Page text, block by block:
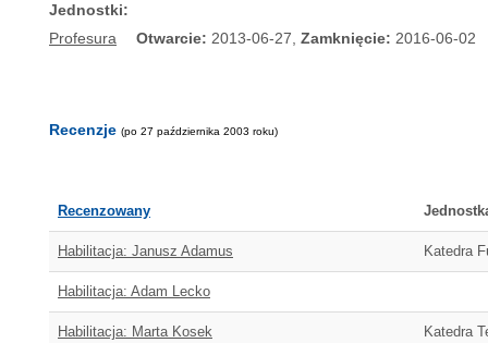
Jednostki:
Profesura
Otwarcie: 2013-06-27, Zamknięcie: 2016-06-02
Recenzje (po 27 października 2003 roku)
Recenzowany
Habilitacja: Janusz Adamus Katedra
Habilitacja: Adam Lecko
Habilitacja: Marta Kosek Katedra